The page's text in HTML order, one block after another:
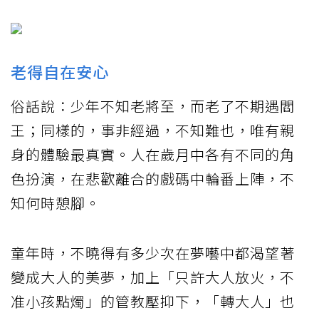
老得自在安心
俗話說：少年不知老將至，而老了不期遇閻
王；同樣的，事非經過，不知難也，唯有親
身的體驗最真實。人在歲月中各有不同的角
色扮演，在悲歡離合的戲碼中輪番上陣，不
知何時憩腳。
童年時，不曉得有多少次在夢囈中都渴望著
變成大人的美夢，加上「只許大人放火，不
准小孩點燭」的管教壓抑下，「轉大人」也